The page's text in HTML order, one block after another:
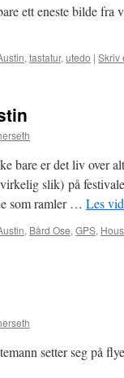
ett eneste bilde
, tastatur, utedo | Skriv
bare er det liv over
slik) på
som ramler … Les
, Bård Ose, GPS,
setter seg på